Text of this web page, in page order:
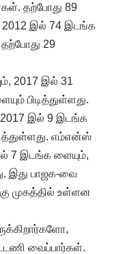
தற்போது 89
2012 இல் 74 இடங்க
29
2017 இல் 31
பிடித்துள்ளது.
2017 இல் 9 இடங்க
எம்என்ஸ்
7 இடங்க ளையும்,
இது பாஜக-வை
முகத்தில் உள்ளன
வைப்பார்கள்.